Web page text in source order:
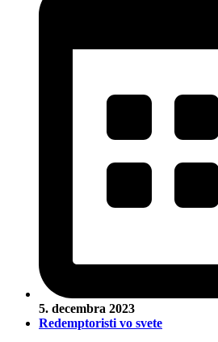
5. decembra 2023
Redemptoristi vo svete